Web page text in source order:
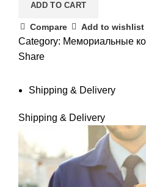
ADD TO CART
Compare Add to wishlist
Category: Мемориальные
Share
Shipping & Delivery
Shipping & Delivery